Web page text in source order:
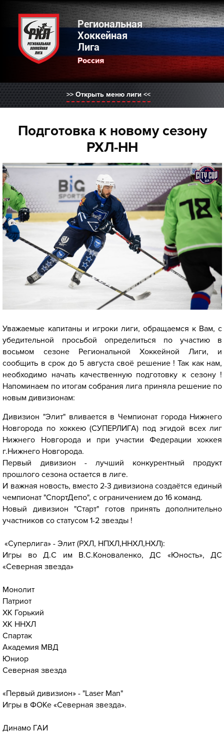
Региональная
Хоккейная
Лига
Россия
Региональная Хоккейная Лига
Выберите регион:
Нижний Новгород
Москва
Санкт-Петербург
Казань
Челябинск
Волгоград
>> Открыть меню лиги <<
Подготовка к новому сезону
РХЛ-НН
Уважаемые капитаны и игроки лиги, обращаемся к Вам, с
убедительной просьбой определиться по участию в
восьмом сезоне Региональной Хоккейной Лиги, и
сообщить в срок до 5 августа своё решение ! Так как нам,
необходимо начать качественную подготовку к сезону !
Напоминаем по итогам собрания лига приняла решение по
новым дивизионам:
Дивизион "Элит" вливается в Чемпионат города Нижнего
Новгорода по хоккею (СУПЕРЛИГА) под эгидой всех лиг
Нижнего Новгорода и при участии Федерации хоккея
г.Нижнего Новгорода.
Первый дивизион - лучший конкурентный продукт
прошлого сезона остается в лиге.
И важная новость, вместо 2-3 дивизиона создаётся единый
чемпионат "СпортДепо", с ограничением до 16 команд.
Новый дивизион "Старт" готов принять дополнительно
участников со статусом 1-2 звезды !
«Суперлига» - Элит (РХЛ, НПХЛ,ННХЛ,НХЛ):
Игры во Д.С им В.С.Коноваленко, ДС «Юность», ДС
«Северная звезда»
Монолит
Патриот
ХК Горький
ХК ННХЛ
Спартак
Академия МВД
Юниор
Северная звезда
«Первый дивизион» - "Laser Man"
Игры в ФОКе «Северная звезда».
Динамо ГАИ